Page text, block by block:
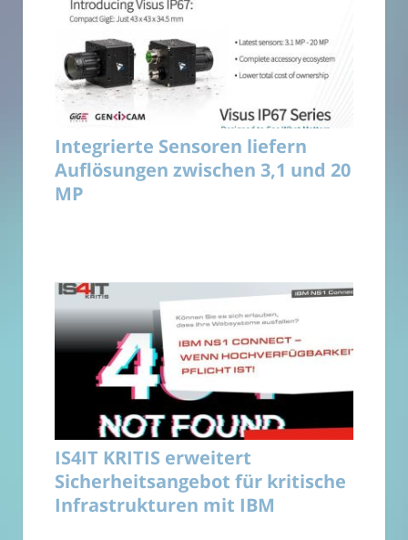
Integrierte Sensoren liefern
Auflösungen zwischen 3,1 und 20
MP
IS4IT KRITIS erweitert
Sicherheitsangebot für kritische
Infrastrukturen mit IBM